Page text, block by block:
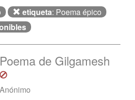
etiqueta: Poema épico
Poema de Gilgamesh
Anónimo